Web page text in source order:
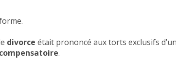
divorce était prononcé aux torts exclusifs
.